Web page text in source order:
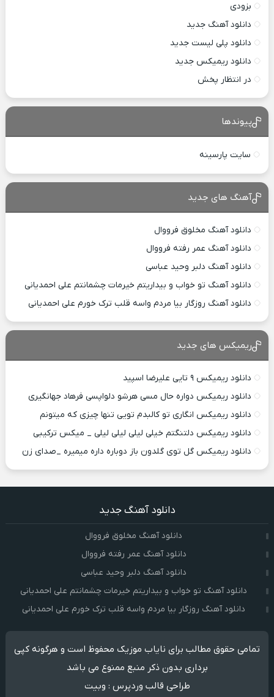
بزودی
دانلود آهنگ جدید
دانلود پلی لیست جدید
دانلود ریمیکس جدید
در انتظار پخش
پیوندها
سایت پارسینه
آهنگ های جدید
دانلود آهنگ مخلوق فرووال
دانلود آهنگ عمر رفته فرووال
دانلود آهنگ دلبر وحید عباسی
دانلود آهنگ تو خواب و بیداریتم خیرمات چشمانتم علی احمدیانی
دانلود آهنگ روزگار بیا مردم واسه قلب ترک خورم علی احمدیانی
ریمیکس های جدید
دانلود ریمیکس ۹ تایی علیرضا اسپید
دانلود ریمیکس دواره حال مسی هرشو دلواپسی فرهاد جهانگیری
دانلود ریمیکس انگاری تو کالبدم تویی تنها چیزی که میتونم
دانلود ریمیکس دلتنگتم خیلی لیلی لیلی لیلی _ میکس ترکیبی
دانلود ریمیکس گل توی گلدون باز دوباره داره میمیره _صدای زن
دانلود آهنگ جدید
دانلود آهنگ مخلوق فرووال
دانلود آهنگ عمر رفته فرووال
دانلود آهنگ دلبر وحید عباسی
دانلود آهنگ تو خواب و بیداریتم خیرمات چشمانتم علی احمدیانی
دانلود آهنگ روزگار بیا مردم واسه قلب ترک خورم علی احمدیانی
تمامی حقوق مطالب برای نایاب موزیک محفوظ است و هرگونه کپی
برداری بدون ذکر منبع ممنوع می باشد
طراحی قالب وردپرس : وبیت